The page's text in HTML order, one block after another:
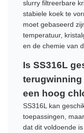
slurry filtreerbare
stabiele koek te
moet gebaseerd
temperatuur,
en de chemie van
Is SS316L
een hoog
SS316L kan
toepassingen,
dat dit voldoende